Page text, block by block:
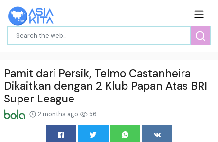
Pamit dari Persik, Telmo Castanheira
Dikaitkan dengan 2 Klub Papan Atas BRI
Super League
2 months ago 56